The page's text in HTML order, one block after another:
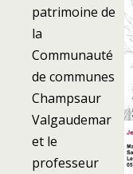
patrimoine de
la
Communauté
de communes
Champsaur
Valgaudemar
et le
professeur